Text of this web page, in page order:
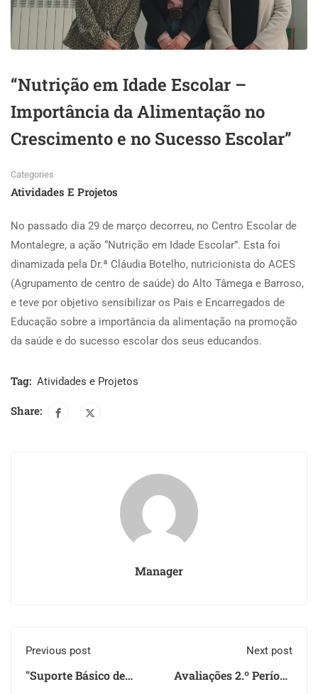
“Nutrição em Idade Escolar –
Importância da Alimentação no
Crescimento e no Sucesso Escolar”
Categories
Atividades E Projetos
No passado dia 29 de março decorreu, no Centro Escolar de
Montalegre, a ação “Nutrição em Idade Escolar”. Esta foi
dinamizada pela Dr.ª Cláudia Botelho, nutricionista do ACES
(Agrupamento de centro de saúde) do Alto Tâmega e Barroso,
e teve por objetivo sensibilizar os Pais e Encarregados de
Educação sobre a importância da alimentação na promoção
da saúde e do sucesso escolar dos seus educandos.
Tag: Atividades e Projetos
Share:
Manager
Previous post
"Suporte Básico de
Next post
Avaliações 2.º Período